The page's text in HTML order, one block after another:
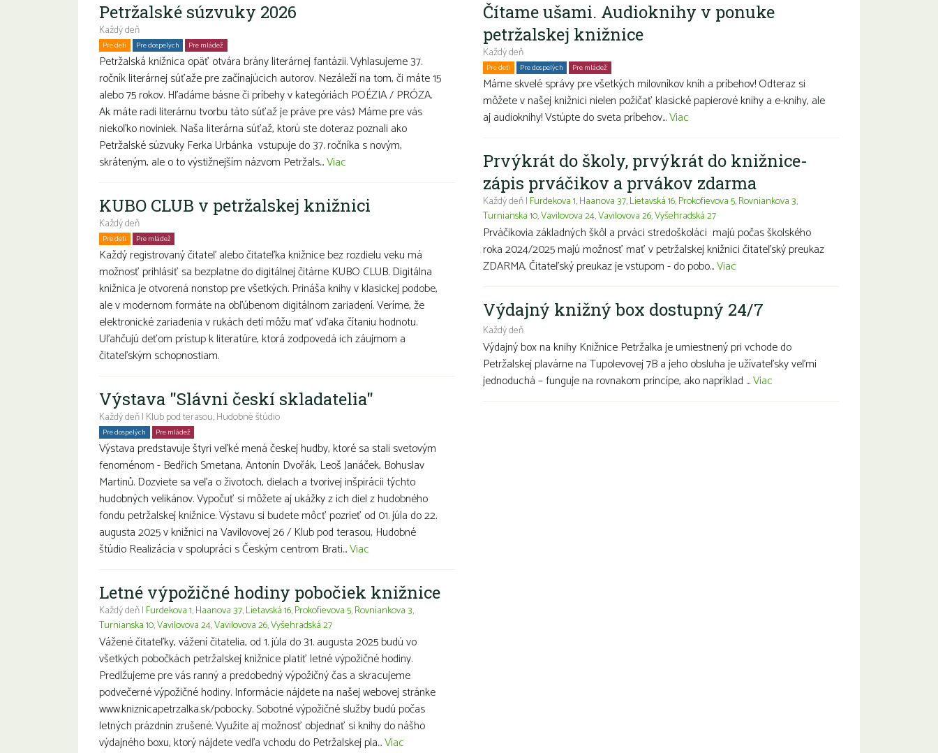
Petržalské súzvuky 2026
Každý deň
Pre deti Pre dospelých Pre mládež
Petržalská knižnica opäť otvára brány literárnej fantázii. Vyhlasujeme 37.
ročník literárnej súťaže pre začínajúcich autorov. Nezáleží na tom, či máte 15
alebo 75 rokov. Hľadáme básne či príbehy v kategóriách POÉZIA / PRÓZA.
Ak máte radi literárnu tvorbu táto súťaž je práve pre vás:) Máme pre vás
niekoľko noviniek. Naša literárna súťaž, ktorú ste doteraz poznali ako
Petržalské súzvuky Ferka Urbánka vstupuje do 37. ročníka s novým,
skráteným, ale o to výstižnejším názvom Petržals...Viac
KUBO CLUB v petržalskej knižnici
Každý deň
Pre deti Pre mládež
Každý registrovaný čitateľ alebo čitateľka knižnice bez rozdielu veku má
možnosť prihlásiť sa bezplatne do digitálnej čitárne KUBO CLUB. Digitálna
knižnica je otvorená nonstop pre všetkých. Prináša knihy v klasickej podobe,
ale v modernom formáte na obľúbenom digitálnom zariadení. Veríme, že
elektronické zariadenia v rukách detí môžu mať vďaka čítaniu hodnotu.
Uľahčujú deťom prístup k literatúre, ktorá zodpovedá ich záujmom a
čitateľským schopnostiam.
Výstava "Slávni českí skladatelia"
Každý deň | Klub pod terasou, Hudobné štúdio
Pre dospelých Pre mládež
Výstava predstavuje štyri veľké mená českej hudby, ktoré sa stali svetovým
fenoménom - Bedřich Smetana, Antonín Dvořák, Leoš Janáček, Bohuslav
Martinů. Dozviete sa veľa o životoch, dielach a tvorivej inšpirácii týchto
hudobných velikánov. Vypočuť si môžete aj ukážky z ich diel z hudobného
fondu petržalskej knižnice. Výstavu si budete môcť pozrieť od 01. júla do 22.
augusta 2025 v knižnici na Vavilovovej 26 / Klub pod terasou, Hudobné
štúdio Realizácia v spolupráci s Českým centrom Brati...Viac
Letné výpožičné hodiny pobočiek knižnice
Každý deň | Furdekova 1,Haanova 37,Lietavská 16,Prokofievova 5,Rovniankova 3,
Turnianska 10,Vavilovova 24,Vavilovova 26,Vyšehradská 27
Vážené čitateľky, vážení čitatelia, od 1. júla do 31. augusta 2025 budú vo
všetkých pobočkách petržalskej knižnice platiť letné výpožičné hodiny.
Predlžujeme pre vás ranný a predobedný výpožičný čas a skracujeme
podvečerné výpožičné hodiny. Informácie nájdete na našej webovej stránke
www.kniznicapetrzalka.sk/pobocky. Sobotné výpožičné služby budú počas
letných prázdnin zrušené. Využite aj možnosť objednať si knihy do nášho
výdajného boxu, ktorý nájdete vedľa vchodu do Petržalskej pla...Viac
Čítame ušami. Audioknihy v ponuke
petržalskej knižnice
Každý deň
Pre deti Pre dospelých Pre mládež
Máme skvelé správy pre všetkých milovníkov kníh a príbehov! Odteraz si
môžete v našej knižnici nielen požičať klasické papierové knihy a e-knihy, ale
aj audioknihy! Vstúpte do sveta príbehov...Viac
Prvýkrát do školy, prvýkrát do knižnice-
zápis prváčikov a prvákov zdarma
Každý deň | Furdekova 1,Haanova 37,Lietavská 16,Prokofievova 5,Rovniankova 3,
Turnianska 10,Vavilovova 24,Vavilovova 26,Vyšehradská 27
Prváčikovia základných škôl a prváci stredoškoláci majú počas školského
roka 2024/2025 majú možnosť mať v petržalskej knižnici čitateľský preukaz
ZDARMA. Čitateľský preukaz je vstupom - do pobo...Viac
Výdajný knižný box dostupný 24/7
Každý deň
Výdajný box na knihy Knižnice Petržalka je umiestnený pri vchode do
Petržalskej plavárne na Tupolevovej 7B a jeho obsluha je užívateľsky veľmi
jednoduchá – funguje na rovnakom princípe, ako napríklad ...Viac